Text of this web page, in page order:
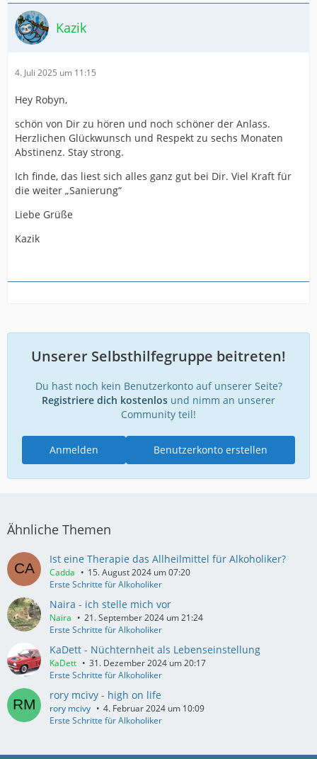
Kazik
4. Juli 2025 um 11:15
Hey Robyn,
schön von Dir zu hören und noch schöner der Anlass.
Herzlichen Glückwunsch und Respekt zu sechs Monaten
Abstinenz. Stay strong.
Ich finde, das liest sich alles ganz gut bei Dir. Viel Kraft für
die weiter „Sanierung“
Liebe Grüße
Kazik
Unserer Selbsthilfegruppe beitreten!
Du hast noch kein Benutzerkonto auf unserer Seite?
Registriere dich kostenlos und nimm an unserer
Community teil!
Benutzerkonto erstellen
Anmelden
Ähnliche Themen
Ist eine Therapie das Allheilmittel für Alkoholiker?
Cadda
15. August 2024 um 07:20
Erste Schritte für Alkoholiker
Naira - ich stelle mich vor
Naira
21. September 2024 um 21:24
Erste Schritte für Alkoholiker
KaDett - Nüchternheit als Lebenseinstellung
KaDett
31. Dezember 2024 um 20:17
Erste Schritte für Alkoholiker
rory mcivy - high on life
rory mcivy
4. Februar 2024 um 10:09
Erste Schritte für Alkoholiker